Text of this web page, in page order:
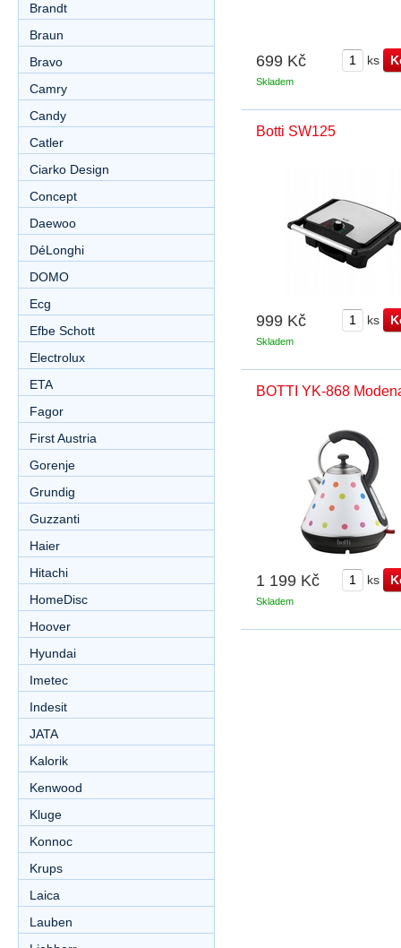
699 Kč ks
Skladem
Botti SW125
999 Kč ks
Skladem
BOTTI YK-868
1 199 Kč ks
Skladem
Brandt
Braun
Bravo
Camry
Candy
Catler
Ciarko Design
Concept
Daewoo
DéLonghi
DOMO
Ecg
Efbe Schott
Electrolux
ETA
Fagor
First Austria
Gorenje
Grundig
Guzzanti
Haier
Hitachi
HomeDisc
Hoover
Hyundai
Imetec
Indesit
JATA
Kalorik
Kenwood
Kluge
Konnoc
Krups
Laica
Lauben